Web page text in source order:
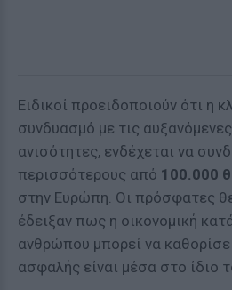
Ειδικοί προειδοποιούν ότι η
συνδυασμό με τις
ανισότητες, ενδέχεται να
περισσότερους από 100.000
στην Ευρώπη. Οι πρόσφατες
έδειξαν πως η οικονομική
ανθρώπου μπορεί να
ασφαλής είναι μέσα στο ίδιο